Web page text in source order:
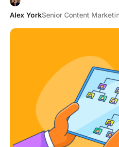
Alex YorkSenior Content